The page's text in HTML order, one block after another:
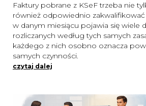
Faktury pobrane z KSeF trzeba nie
również odpowiednio zakwalifikować
w danym miesiącu pojawia się wiele
rozliczanych według tych samych
każdego z nich osobno oznacza
samych czynności.
czytaj dalej